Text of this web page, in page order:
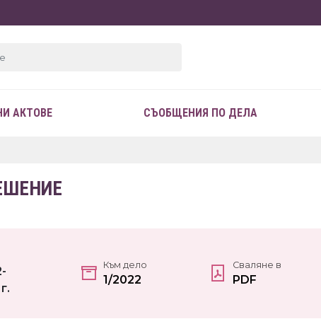
АКТОВЕ СЪОБЩЕНИЯ ПО ДЕЛА
Към дело
1/2022
Сваляне в
PDF